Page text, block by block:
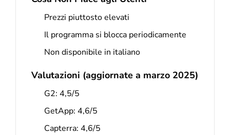
Prezzi piuttosto elevati
Il programma si blocca periodicamente
Non disponibile in italiano
Valutazioni (aggiornate a marzo 2025)
G2: 4,5/5
GetApp: 4,6/5
Capterra: 4,6/5